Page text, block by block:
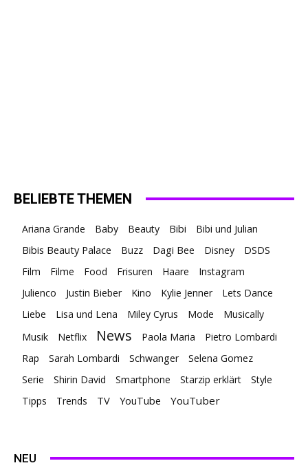
BELIEBTE THEMEN
Ariana Grande Baby Beauty Bibi Bibi und Julian
Bibis Beauty Palace Buzz Dagi Bee Disney
DSDS
Film
Filme Food Frisuren Haare
Instagram
Julienco
Justin Bieber Kino Kylie Jenner
Lets Dance
Liebe
Lisa und Lena Miley Cyrus Mode
Musically
Musik
Netflix News Paola Maria
Pietro Lombardi
Rap
Sarah Lombardi Schwanger
Selena Gomez
Serie
Shirin David Smartphone Starzip erklärt
Style
Tipps
Trends TV YouTube YouTuber
NEU